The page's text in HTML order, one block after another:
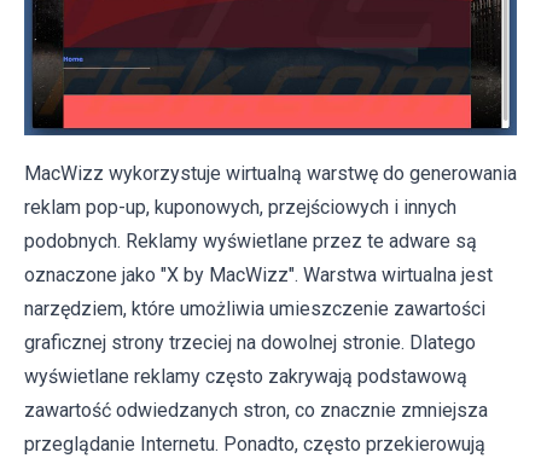
MacWizz wykorzystuje wirtualną warstwę do generowania
reklam pop-up, kuponowych, przejściowych i innych
podobnych. Reklamy wyświetlane przez te adware są
oznaczone jako "X by MacWizz". Warstwa wirtualna jest
narzędziem, które umożliwia umieszczenie zawartości
graficznej strony trzeciej na dowolnej stronie. Dlatego
wyświetlane reklamy często zakrywają podstawową
zawartość odwiedzanych stron, co znacznie zmniejsza
przeglądanie Internetu. Ponadto, często przekierowują